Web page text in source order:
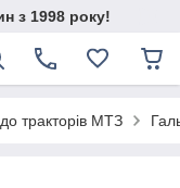
з 1998 року!
тракторів МТЗ